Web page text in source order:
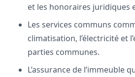
et les honoraires juridiques
Les services communs
climatisation, l’électricité et
parties communes.
L’assurance de l’immeuble